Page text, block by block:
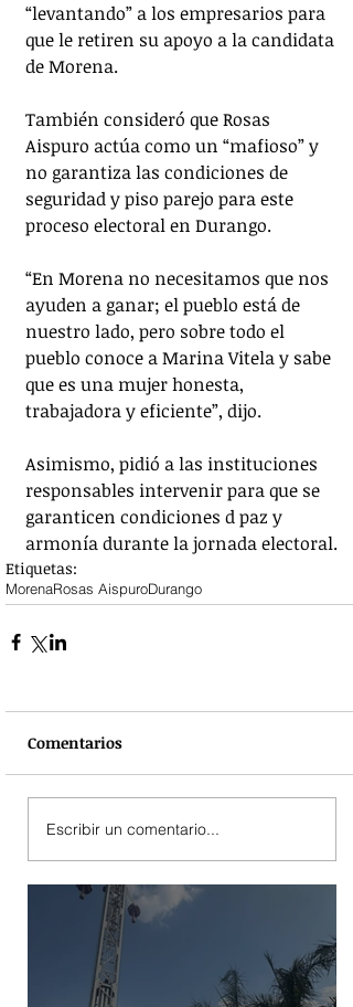
“levantando” a los empresarios para
que le retiren su apoyo a la candidata
de Morena.
También consideró que Rosas
Aispuro actúa como un “mafioso” y
no garantiza las condiciones de
seguridad y piso parejo para este
proceso electoral en Durango.
“En Morena no necesitamos que nos
ayuden a ganar; el pueblo está de
nuestro lado, pero sobre todo el
pueblo conoce a Marina Vitela y sabe
que es una mujer honesta,
trabajadora y eficiente”, dijo.
Asimismo, pidió a las instituciones
responsables intervenir para que se
garanticen condiciones d paz y
armonía durante la jornada electoral.
Etiquetas:
MorenaRosas AispuroDurango
Comentarios
Escribir un comentario...